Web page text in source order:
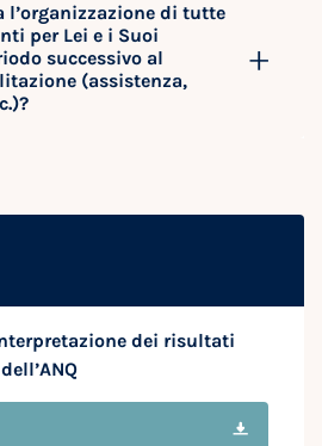
l’organizzazione di tutte
per Lei e i Suoi
successivo al
(assistenza,
dei risultati